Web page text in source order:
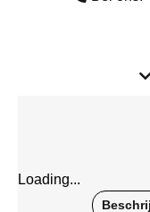
Loading...